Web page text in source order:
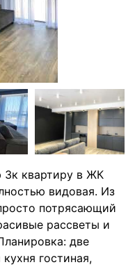
3к квартиру в ЖК
видовая. Из
потрясающий
рассветы и
две
гостиная,